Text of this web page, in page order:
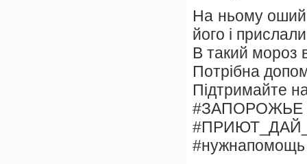
На ньому
його і
В такий мороз
Потрібна
Підтримайте
#ЗАПОРОЖЬЕ
#нужнапомощь